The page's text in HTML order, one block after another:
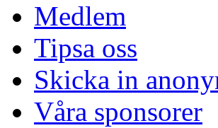
Medlem
Tipsa oss
Skicka in
Våra sponsorer